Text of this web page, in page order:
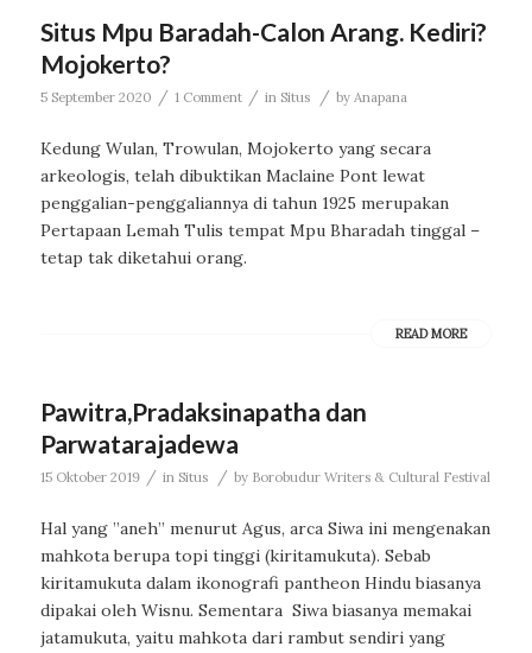
Situs Mpu Baradah-Calon Arang. Kediri?
Mojokerto?
5 September 2020 / 1 Comment / in Situs / by Anapana
Kedung Wulan, Trowulan, Mojokerto yang secara
arkeologis, telah dibuktikan Maclaine Pont lewat
penggalian-penggaliannya di tahun 1925 merupakan
Pertapaan Lemah Tulis tempat Mpu Bharadah tinggal –
tetap tak diketahui orang.
READ MORE
Pawitra,Pradaksinapatha dan
Parwatarajadewa
15 Oktober 2019 / in Situs / by Borobudur Writers & Cultural Festival
Hal yang ”aneh” menurut Agus, arca Siwa ini mengenakan
mahkota berupa topi tinggi (kiritamukuta). Sebab
kiritamukuta dalam ikonografi pantheon Hindu biasanya
dipakai oleh Wisnu. Sementara Siwa biasanya memakai
jatamukuta, yaitu mahkota dari rambut sendiri yang